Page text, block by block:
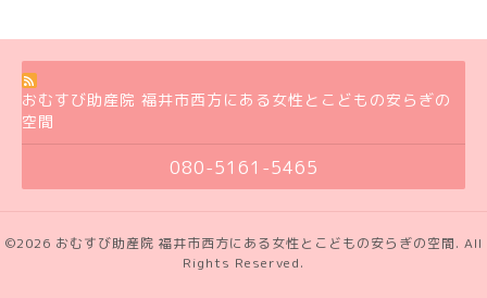
おむすび助産院 福井市西方にある女性とこどもの安らぎの
空間
080-5161-5465
©2026 おむすび助産院 福井市西方にある女性とこどもの安らぎの空間. All
Rights Reserved.